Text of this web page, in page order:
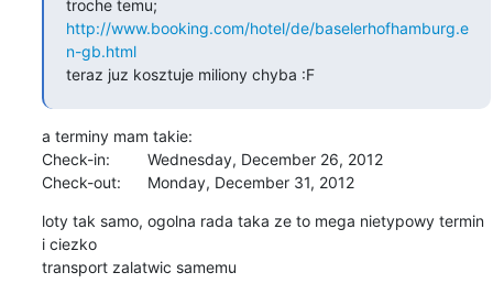
http://www.booking.com/hotel/de/baselerhofhamburg.e
n-gb.html
teraz juz kosztuje miliony chyba :F
a terminy mam takie:
Check-in: 	Wednesday, December 26, 2012
Check-out: 	Monday, December 31, 2012
loty tak samo, ogolna rada taka ze to mega nietypowy termin
i ciezko
transport zalatwic samemu